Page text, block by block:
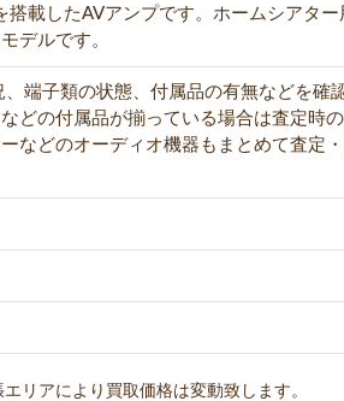
載したAVアンプです。ホームシアタ
デルです。
端子類の状態、付属品の有無などを確
どの付属品が揃っている場合は査定時
などのオーディオ機器もまとめて査定
リアにより買取価格は変動致します。